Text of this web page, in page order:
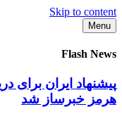
Skip to content
Menu
Flash News
پیشنهاد ایران برای
هرمز خبرساز شد